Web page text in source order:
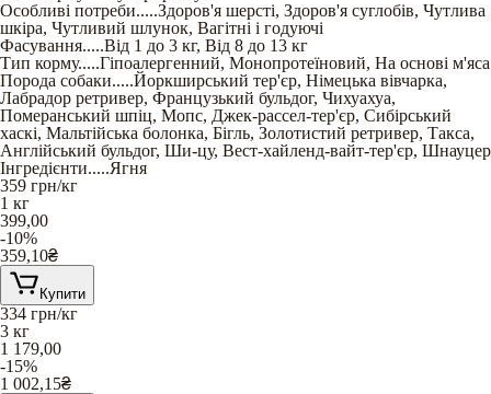
Особливі потреби.....Здоров'я шерсті, Здоров'я суглобів, Чутлива
шкіра, Чутливий шлунок, Вагітні і годуючі
Фасування.....Від 1 до 3 кг, Від 8 до 13 кг
Тип корму.....Гіпоалергенний, Монопротеїновий, На основі м'яса
Порода собаки.....Йоркширський тер'єр, Німецька вівчарка,
Лабрадор ретривер, Французький бульдог, Чихуахуа,
Померанський шпіц, Мопс, Джек-рассел-тер'єр, Сибірський
хаскі, Мальтійська болонка, Бігль, Золотистий ретривер, Такса,
Англійський бульдог, Ши-цу, Вест-хайленд-вайт-тер'єр, Шнауцер
Інгредієнти.....Ягня
359 грн/кг
1 кг
399,00
-10%
359,10₴
Купити
334 грн/кг
3 кг
1 179,00
-15%
1 002,15₴